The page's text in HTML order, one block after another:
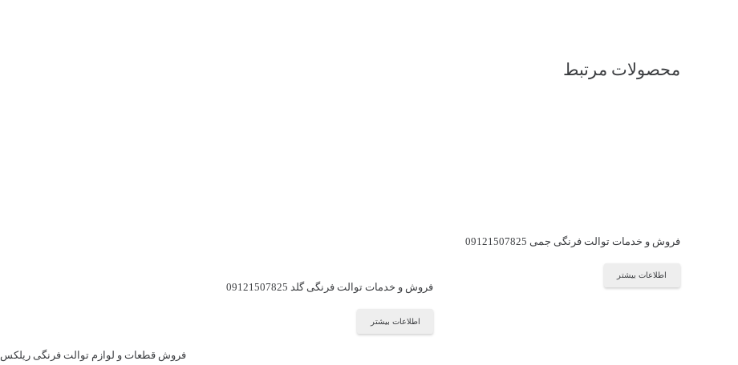
محصولات مرتبط
فروش و خدمات توالت فرنگی جمی 09121507825
اطلاعات بیشتر
فروش و خدمات توالت فرنگی گلد 09121507825
اطلاعات بیشتر
فروش قطعات و لوازم توالت فرنگی ریلکس